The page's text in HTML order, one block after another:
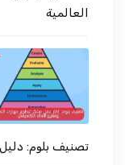
العالمية
تصنيف بلوم: